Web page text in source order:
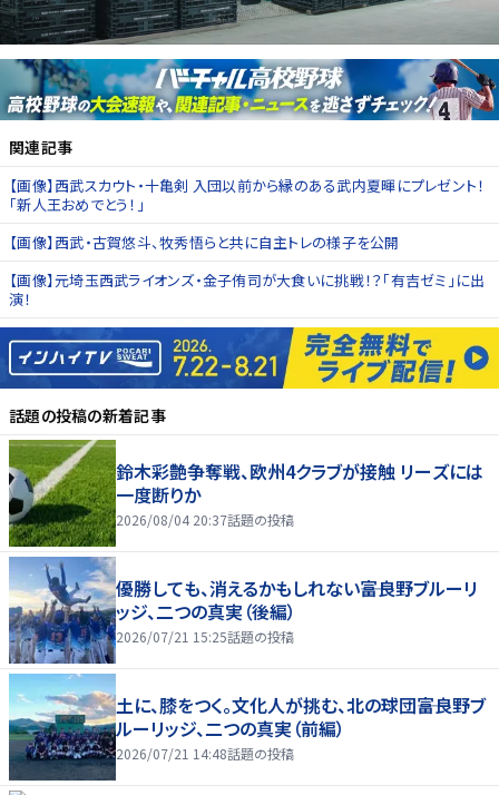
関連記事
【画像】西武スカウト・十亀剣 入団以前から縁のある武内夏暉にプレゼント！
「新人王おめでとう！」
【画像】西武・古賀悠斗、牧秀悟らと共に自主トレの様子を公開
【画像】元埼玉西武ライオンズ・金子侑司が大食いに挑戦！？「有吉ゼミ」に出
演！
話題の投稿の新着記事
鈴木彩艶争奪戦、欧州4クラブが接触 リーズには
一度断りか
2026/08/04 20:37話題の投稿
優勝しても、消えるかもしれない――富良野ブルーリ
ッジ、二つの真実（後編）
2026/07/21 15:25話題の投稿
土に、膝をつく。文化人が挑む、北の球団――富良野ブ
ルーリッジ、二つの真実（前編）
2026/07/21 14:48話題の投稿